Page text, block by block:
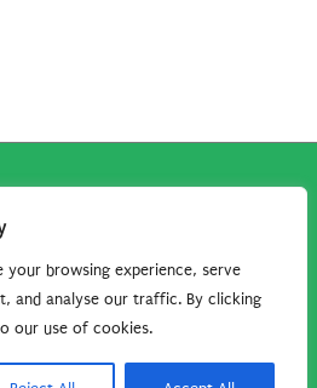
your browsing experience, serve
and analyse our traffic. By clicking
our use of cookies.
dei ricavi da acquisti idonei.
reinvestiti in questo sito
tutorial e risorse per gli amanti
per il vostro sostegno!